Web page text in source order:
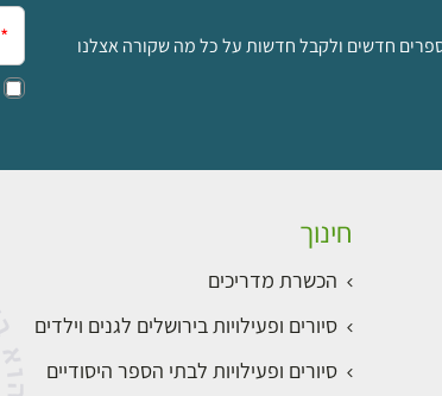
חדשים ולקבל חדשות על כל מה שקורה אצלנו
חינוך
הכשרת מדריכים
סיורים ופעילויות בירושלים לגנים וילדים
סיורים ופעילויות לבתי הספר היסודיים